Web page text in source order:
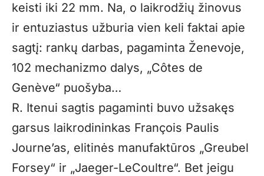
keisti iki 22 mm. Na, o laikrodžių žinovus
ir entuziastus užburia vien keli faktai apie
sagtį: rankų darbas, pagaminta Ženevoje,
102 mechanizmo dalys, „Côtes de
Genève“ puošyba…
R. Itenui sagtis pagaminti buvo užsakęs
garsus laikrodininkas François Paulis
Journe’as, elitinės manufaktūros „Greubel
Forsey“ ir „Jaeger-LeCoultre“. Bet jeigu